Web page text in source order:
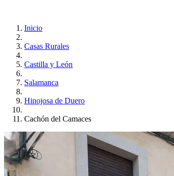
Inicio
Casas Rurales
Castilla y León
Salamanca
Hinojosa de Duero
Cachón del Camaces